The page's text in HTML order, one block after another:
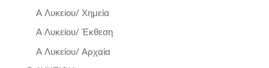
Α Λυκείου/ Χημεία
Α Λυκείου/ Έκθεση
Α Λυκείου/ Αρχαία